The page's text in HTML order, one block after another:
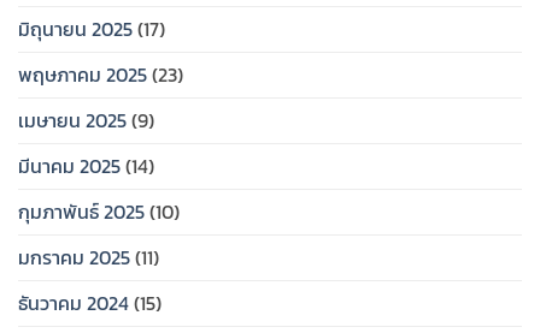
มิถุนายน 2025(17)
พฤษภาคม 2025(23)
เมษายน 2025(9)
มีนาคม 2025(14)
กุมภาพันธ์ 2025(10)
มกราคม 2025(11)
ธันวาคม 2024(15)